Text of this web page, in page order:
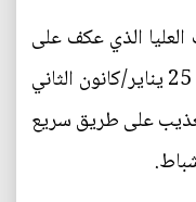
الذي عكف على
دراسة النقابات المهنية المصرية منذ 25 يناير/كانون الثاني
على طريق سريع